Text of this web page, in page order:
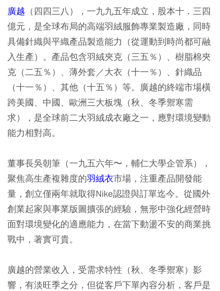
廣越 （四四三八），一九九五年成立，股本十．三四
億元，是全球布局的高端羽絨服飾專業製造廠，同時
具備針織與平織產品製造能力（從運動到時尚都可融
入生產）。產品包含羽絨夾克（三五％）、樹脂棉夾
克（二五％）、薄外套／大衣（十一％）、針織品
（十一％）、其他（十五％）等。廣越的終端市場橫
跨美國、中國、歐洲三大板塊（秋、冬季禦寒需
求），是全球前二大羽絨成衣廠之一，應對環境變動
能力相對高。
董事長吳朝筆（一九五六年〜，輔仁大學企管系），
聚焦高生產複雜度的羽絨衣市場，注重產品開發能
量，創立僅兩年就取得Nike認證與訂單迄今。從國外
創業起家與事業版圖擴張的經驗，無形中強化經營時
面對環境變化的適應能力，在當下動盪不安的商業挑
戰中，著實可貴。
廣越的營業收入，受需求特性（秋、冬季禦寒）影
響，有淡旺季之分，但從客戶下單內容分析，客戶是